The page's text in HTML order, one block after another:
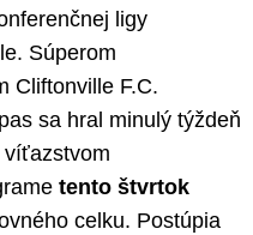
ligy
Súperom
Cliftonville F.C.
sa hral minulý týždeň
víťazstvom
tento štvrtok
celku. Postúpia